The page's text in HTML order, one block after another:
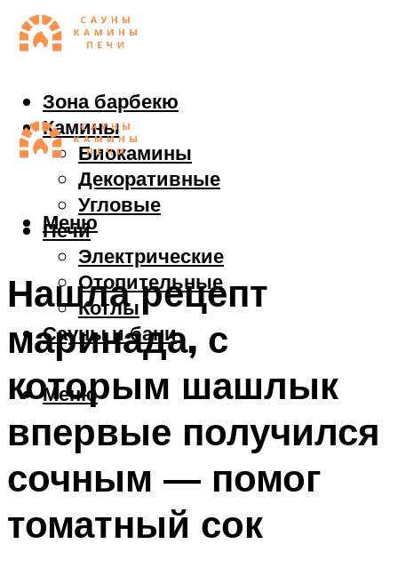
Зона барбекю
Камины
Биокамины
Декоративные
Угловые
Печи
Электрические
Отопительные
Котлы
Сауны и бани
Меню
Меню
Нашла рецепт
маринада, с
которым шашлык
впервые получился
сочным ― помог
томатный сок